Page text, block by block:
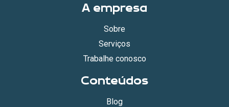
A empresa
Sobre
Serviços
Trabalhe conosco
Conteúdos
Blog